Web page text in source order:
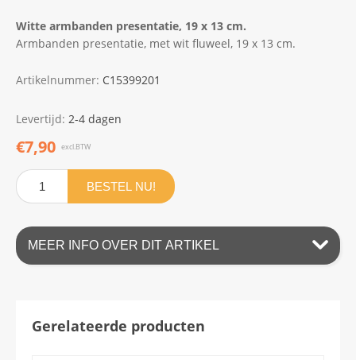
Witte armbanden presentatie, 19 x 13 cm.
Armbanden presentatie, met wit fluweel, 19 x 13 cm.
Artikelnummer: C15399201
Levertijd: 2-4 dagen
€7,90 excl.BTW
BESTEL NU!
MEER INFO OVER DIT ARTIKEL
Gerelateerde producten